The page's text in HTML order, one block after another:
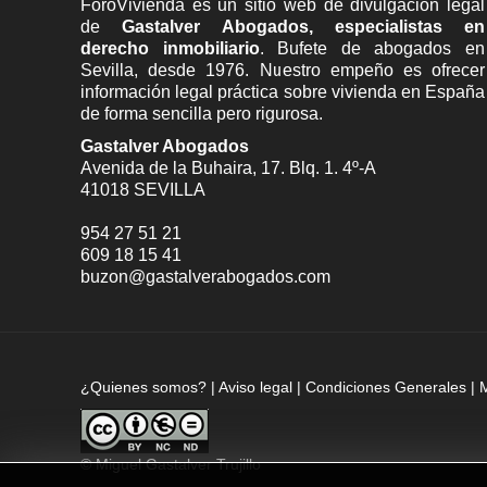
ForoVivienda es un sitio web de divulgación legal
deGastalver Abogados, especialistas en
derecho inmobiliario. Bufete deabogados en
Sevilla, desde 1976. Nuestro empeño es ofrecer
información legal práctica sobre vivienda en España
de forma sencilla pero rigurosa.
Gastalver Abogados
Avenida de la Buhaira, 17. Blq. 1. 4º-A
41018 SEVILLA
954 27 51 21
609 18 15 41
buzon@gastalverabogados.com
¿Quienes somos? | Aviso legal | Condiciones Generales |
©Miguel Gastalver Trujillo